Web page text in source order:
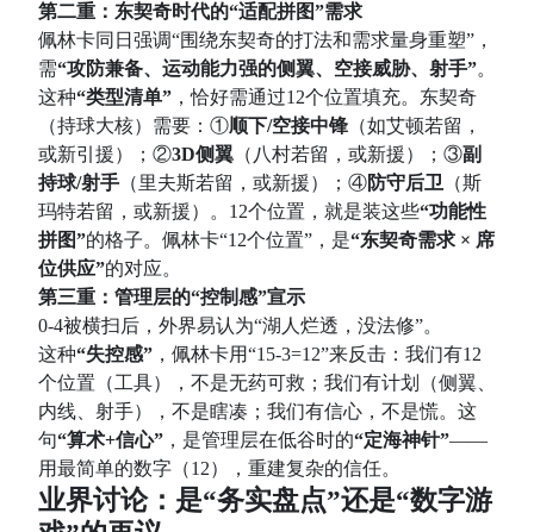
第二重：东契奇时代的“适配拼图”需求
佩林卡同日强调“围绕东契奇的打法和需求量身重塑”，
需“攻防兼备、运动能力强的侧翼、空接威胁、射手”。
这种“类型清单” ，恰好需通过12个位置填充。东契奇
（持球大核）需要：①顺下/空接中锋 （如艾顿若留，
或新引援）；②3D侧翼 （八村若留，或新援）；③副
持球/射手 （里夫斯若留，或新援）；④防守后卫
（斯
玛特若留，或新援）。12个位置，就是装这些“功能性
拼图”的格子。佩林卡“12个位置”，是“东契奇需求 × 席
位供应”的对应。
第三重：管理层的“控制感”宣示
0-4被横扫后，外界易认为“湖人烂透，没法修”。
这种“失控感” ，佩林卡用“15-3=12”来反击：我们有12
个位置（工具），不是无药可救；我们有计划（侧翼、
内线、射手），不是瞎凑；我们有信心，不是慌。这
句“算术+信心” ，是管理层在低谷时的“定海神针”——
用最简单的数字（12），重建复杂的信任。
业界讨论：是“务实盘点”还是“数字游